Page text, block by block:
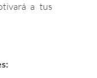
a tus